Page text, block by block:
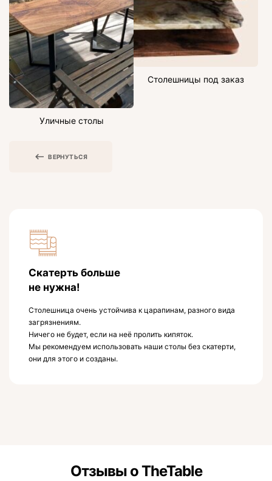
Уличные столы
Столешницы под заказ
ВЕРНУТЬСЯ
Скатерть больше
не нужна!
Столешница очень устойчива к царапинам, разного вида
загрязнениям.
Ничего не будет, если на неё пролить кипяток.
Мы рекомендуем использовать наши столы без скатерти,
они для этого и созданы.
Отзывы о TheTable